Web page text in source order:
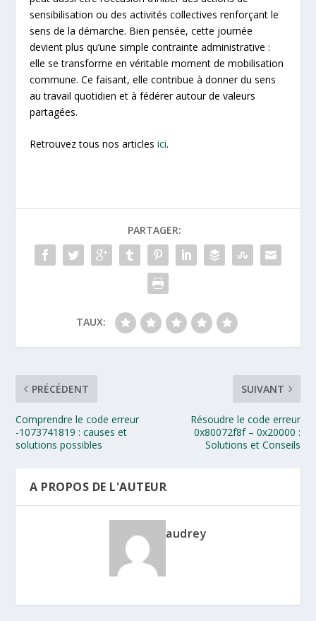
sensibilisation ou des activités collectives renforçant le
sens de la démarche. Bien pensée, cette journée
devient plus qu’une simple contrainte administrative :
elle se transforme en véritable moment de mobilisation
commune. Ce faisant, elle contribue à donner du sens
au travail quotidien et à fédérer autour de valeurs
partagées.
Retrouvez tous nos articlesici.
PARTAGER:
TAUX:
PRÉCÉDENT
Comprendre le code erreur
-1073741819 : causes et
solutions possibles
SUIVANT
Résoudre le code erreur
0x80072f8f – 0x20000 :
Solutions et Conseils
A PROPOS DE L'AUTEUR
audrey